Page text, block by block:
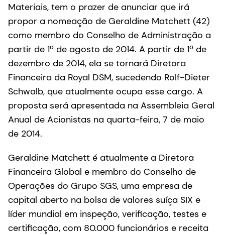
Materiais, tem o prazer de anunciar que irá
propor a nomeação de Geraldine Matchett (42)
como membro do Conselho de Administração a
partir de 1º de agosto de 2014. A partir de 1º de
dezembro de 2014, ela se tornará Diretora
Financeira da Royal DSM, sucedendo Rolf-Dieter
Schwalb, que atualmente ocupa esse cargo. A
proposta será apresentada na Assembleia Geral
Anual de Acionistas na quarta-feira, 7 de maio
de 2014.
Geraldine Matchett é atualmente a Diretora
Financeira Global e membro do Conselho de
Operações do Grupo SGS, uma empresa de
capital aberto na bolsa de valores suíça SIX e
líder mundial em inspeção, verificação, testes e
certificação, com 80.000 funcionários e receita